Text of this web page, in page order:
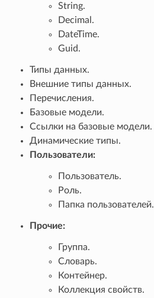
String.
Decimal.
DateTime.
Guid.
Типы данных.
Внешние типы данных.
Перечисления.
Базовые модели.
Ссылки на базовые модели.
Динамические типы.
Пользователи:
Пользователь.
Роль.
Папка пользователей.
Прочие:
Группа.
Словарь.
Контейнер.
Коллекция свойств.